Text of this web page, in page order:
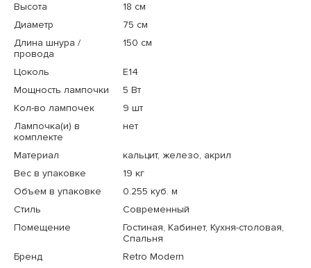
Высота
18 см
Диаметр
75 см
Длина шнура /
провода
150 см
Цоколь
E14
Мощность лампочки
5 Вт
Кол-во лампочек
9 шт
Лампочка(и) в
комплекте
нет
Материал
кальцит, железо, акрил
Вес в упаковке
19 кг
Объем в упаковке
0.255 куб. м
Стиль
Современный
Помещение
Гостиная, Кабинет, Кухня-столовая,
Спальня
Бренд
Retro Modern